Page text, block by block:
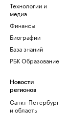
Технологии и
медиа
Финансы
Биографии
База знаний
РБК Образование
Новости
регионов
Санкт-Петербург
и область